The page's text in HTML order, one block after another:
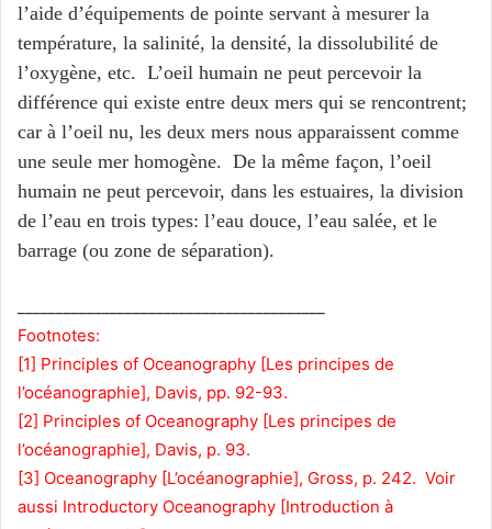
l’aide d’équipements de pointe servant à mesurer la
température, la salinité, la densité, la dissolubilité de
l’oxygène, etc. L’oeil humain ne peut percevoir la
différence qui existe entre deux mers qui se rencontrent;
car à l’oeil nu, les deux mers nous apparaissent comme
une seule mer homogène. De la même façon, l’oeil
humain ne peut percevoir, dans les estuaires, la division
de l’eau en trois types: l’eau douce, l’eau salée, et le
barrage (ou zone de séparation).
Footnotes:
[1] Principles of Oceanography [Les principes de
l’océanographie], Davis, pp. 92-93.
[2] Principles of Oceanography [Les principes de
l’océanographie], Davis, p. 93.
[3] Oceanography [L’océanographie], Gross, p. 242. Voir
aussi Introductory Oceanography [Introduction à